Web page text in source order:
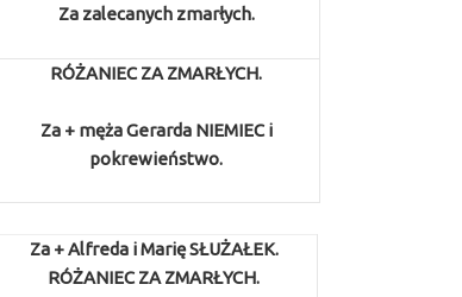
Za zalecanych zmarłych.
RÓŻANIEC ZA ZMARŁYCH.
Za + męża Gerarda NIEMIEC i
pokrewieństwo.
Za + Alfreda i Marię SŁUŻAŁEK.
RÓŻANIEC ZA ZMARŁYCH.